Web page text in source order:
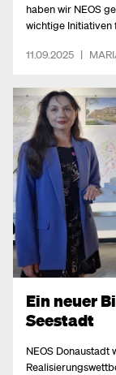
haben wir NEOS
wichtige Initiativen
Verbesserungen
Aufenthaltsqualität.
11.09.2025 |
Ein neuer
Seestadt
NEOS Donaustadt